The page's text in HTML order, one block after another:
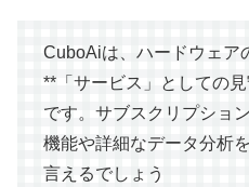
CuboAiは、ハードウェア
**「サービス」としての
です。サブスクリプショ
機能や詳細なデータ分析
言えるでしょう